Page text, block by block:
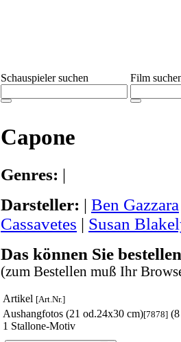
Schauspieler suchen Film
Capone
Genres: |
Darsteller: | Ben Gazzara
Cassavetes | Susan
Das können Sie
(zum Bestellen muß Ihr
Artikel [Art.Nr.]
Aushangfotos (21 od.24x30 cm)[7878]
1 Stallone-Motiv